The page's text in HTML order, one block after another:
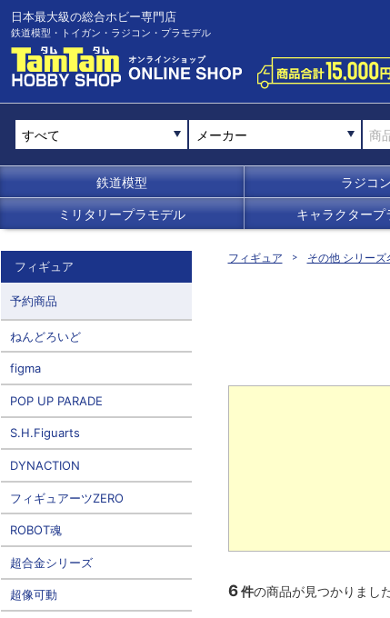
日本最大級の総合ホビー専門店
鉄道模型・トイガン・ラジコン・プラモデル
メーカー
鉄道模型 ラジコン
ミリタリープラモデル キャラクタープ
フィギュア その他 シリーズ
6件の商品が見つかりまし
フィギュア
予約商品
ねんどろいど
figma
POP UP PARADE
S.H.Figuarts
DYNACTION
フィギュアーツZERO
ROBOT魂
超合金シリーズ
超像可動